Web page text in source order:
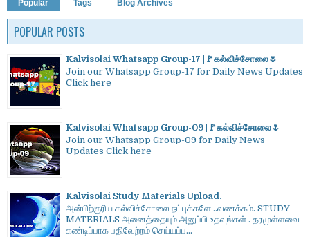
Popular Tags Blog Archives
POPULAR POSTS
Kalvisolai Whatsapp Group-17 |🚩கல்விச்சோலை🌷
Join our Whatsapp Group-17 for Daily News Updates
Click here
Kalvisolai Whatsapp Group-09 |🚩கல்விச்சோலை🌷
Join our Whatsapp Group-09 for Daily News
Updates Click here
Kalvisolai Study Materials Upload.
அன்பிற்குரிய கல்விச்சோலை நட்புக்களே ..வணக்கம். STUDY
MATERIALS அனைத்தையும் அனுப்பி உதவுங்கள் . தரமுள்ளவை
கண்டிப்பாக பதிவேற்றம் செய்யப்ப...